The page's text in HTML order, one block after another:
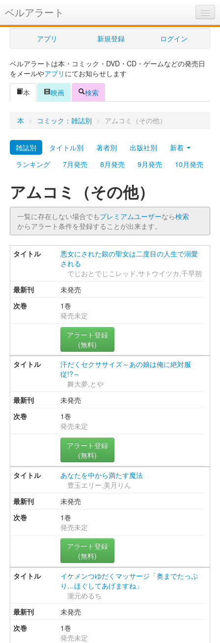
ベルアラート
ベルアラートとは
ヘルプ
新規登録
ログイン
Myシェルフ
プレミアム
アプリ 新規登録 ログイン
ベルアラートは本・コミック・DVD・CD・ゲームなどの発売日
をメールやアプリ にてお知らせします
本
映画 検索
本 > コミック：雑誌別 > アムコミ（その他）
雑誌別 タイトル別 著者別 出版社別
新着
ランキング
7月発売 8月発売 9月発売 10月発売
アムコミ（その他）
一覧に存在しない場合でもプレミアムユーザーなら検索
からアラート条件を登録することが出来ます。
悪女にされた銀の聖女は二度目の人生で溺愛
される
でじおとでじこレッド,サトウイツカ,千早朔
未発売
1巻
発売未定
アラート登録
(無料)
汗だくセクササイズ～あの娘は俺に絶対服
従!?～
舞大夢,とや
未発売
1巻
発売未定
アラート登録
(無料)
あなたを中から満たす魔法
豊玉エリー,美月りん
未発売
1巻
発売未定
アラート登録
(無料)
イケメンつゆだくマッサージ「奥までたっぷ
り…ほぐしてあげますね」
瀧元めるち
未発売
1巻
発売未定